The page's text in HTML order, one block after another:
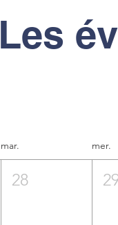
Les
mar. mer.
28